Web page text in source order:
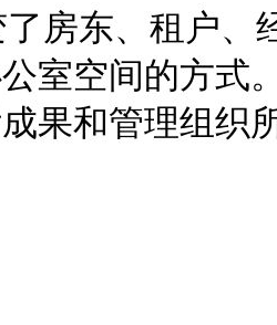
东、租户、
室空间的方式
果和管理组织